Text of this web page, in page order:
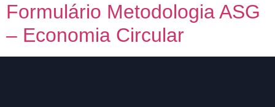
Formulário Metodologia ASG
– Economia Circular